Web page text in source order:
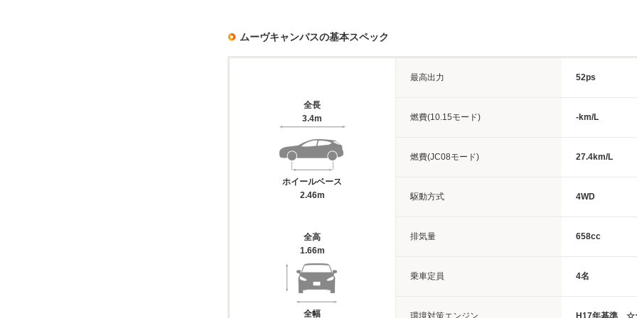
ムーヴキャンバスの基本スペック
全長
3.4m
ホイールベース
2.46m
全高
1.66m
全幅
最高出力 52ps
燃費(10.15モード) -km/L
燃費(JC08モード) 27.4km/L
駆動方式 4WD
排気量 658cc
乗車定員 4名
環境対策エンジン H17年基準